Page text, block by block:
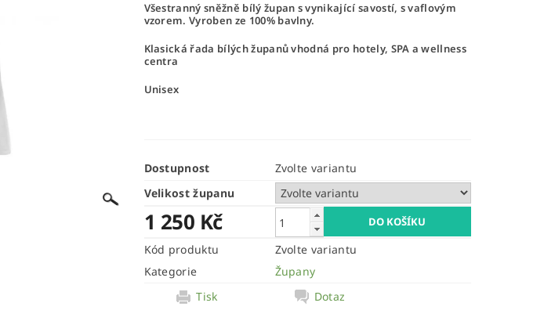
Všestranný sněžně bílý župan s vynikající savostí, s vaflovým
vzorem.Vyroben ze 100% bavlny.
Klasická řada bílých županů vhodná pro hotely, SPA a wellness
centra
Unisex
Dostupnost
Zvolte variantu
Velikost županu
1 250 Kč
Kód produktu
Zvolte variantu
Kategorie
Župany
Tisk
Dotaz